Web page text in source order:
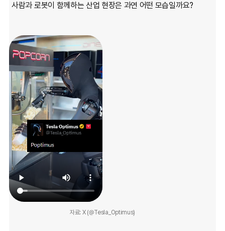
사람과 로봇이 함께하는 산업 현장은 과연 어떤 모습일까요?
자료: X (@Tesla_Optimus)